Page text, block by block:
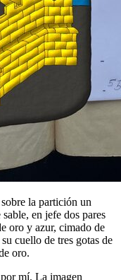
la partición un
en jefe dos pares
oro y azur, cimado de
cuello de tres gotas de
oro.
mí. La imagen